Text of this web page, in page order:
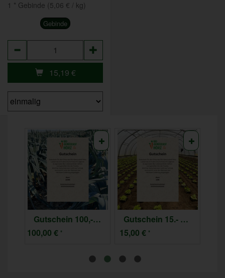
1 * Gebinde (5,06 € / kg)
Gebinde
15,19 €
Gutschein 100,- Euro - nur online einlösbar
100,00 €*
Gutschein 15.- Euro - nur online einlösbar
15,00 € *